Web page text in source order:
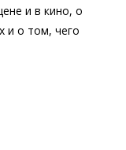
и в кино, о
и о том, чего